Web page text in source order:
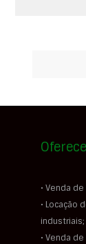
• Venda
• Locação
industriais;
• Venda